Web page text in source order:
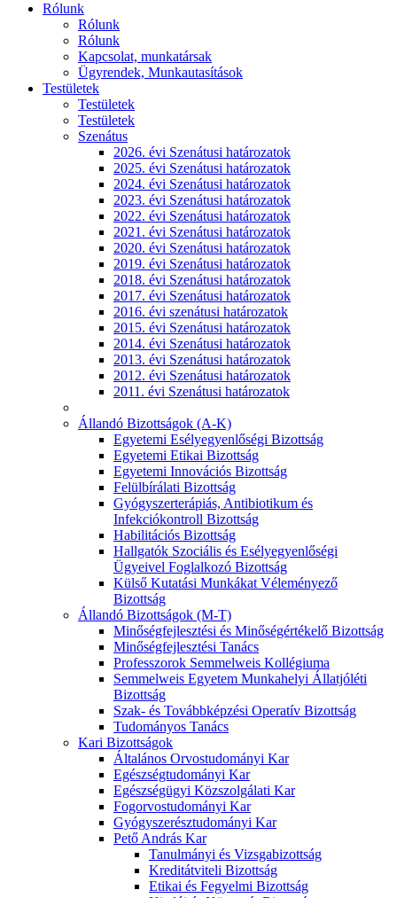
Rólunk
Rólunk
Rólunk
Kapcsolat, munkatársak
Ügyrendek, Munkautasítások
Testületek
Testületek
Testületek
Szenátus
2026. évi Szenátusi határozatok
2025. évi Szenátusi határozatok
2024. évi Szenátusi határozatok
2023. évi Szenátusi határozatok
2022. évi Szenátusi határozatok
2021. évi Szenátusi határozatok
2020. évi Szenátusi határozatok
2019. évi Szenátusi határozatok
2018. évi Szenátusi határozatok
2017. évi Szenátusi határozatok
2016. évi szenátusi határozatok
2015. évi Szenátusi határozatok
2014. évi Szenátusi határozatok
2013. évi Szenátusi határozatok
2012. évi Szenátusi határozatok
2011. évi Szenátusi határozatok
Állandó Bizottságok (A-K)
Egyetemi Esélyegyenlőségi Bizottság
Egyetemi Etikai Bizottság
Egyetemi Innovációs Bizottság
Felülbírálati Bizottság
Gyógyszerterápiás, Antibiotikum és
Infekciókontroll Bizottság
Habilitációs Bizottság
Hallgatók Szociális és Esélyegyenlőségi
Ügyeivel Foglalkozó Bizottság
Külső Kutatási Munkákat Véleményező
Bizottság
Állandó Bizottságok (M-T)
Minőségfejlesztési és Minőségértékelő Bizottság
Minőségfejlesztési Tanács
Professzorok Semmelweis Kollégiuma
Semmelweis Egyetem Munkahelyi Állatjóléti
Bizottság
Szak- és Továbbképzési Operatív Bizottság
Tudományos Tanács
Kari Bizottságok
Általános Orvostudományi Kar
Egészségtudományi Kar
Egészségügyi Közszolgálati Kar
Fogorvostudományi Kar
Gyógyszerésztudományi Kar
Pető András Kar
Tanulmányi és Vizsgabizottság
Kreditátviteli Bizottság
Etikai és Fegyelmi Bizottság